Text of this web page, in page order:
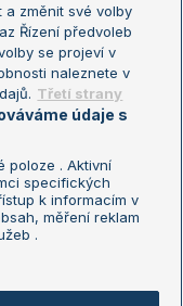
osobních
a změnit své volby
Řízení předvoleb
se projeví v
naleznete v
Třetí strany
údaje s
poloze . Aktivní
specifických
k informacím v
měření reklam
.